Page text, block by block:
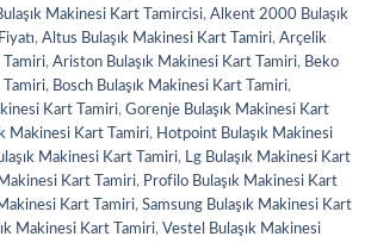
Makinesi Kart Tamircisi, Alkent 2000 Bulaşık
, Altus Bulaşık Makinesi Kart Tamiri, Arçelik
Tamiri, Ariston Bulaşık Makinesi Kart Tamiri, Beko
Tamiri, Bosch Bulaşık Makinesi Kart Tamiri,
Kart Tamiri, Gorenje Bulaşık Makinesi Kart
Makinesi Kart Tamiri, Hotpoint Bulaşık Makinesi
Makinesi Kart Tamiri, Lg Bulaşık Makinesi Kart
Kart Tamiri, Profilo Bulaşık Makinesi Kart
Kart Tamiri, Samsung Bulaşık Makinesi Kart
Makinesi Kart Tamiri, Vestel Bulaşık Makinesi